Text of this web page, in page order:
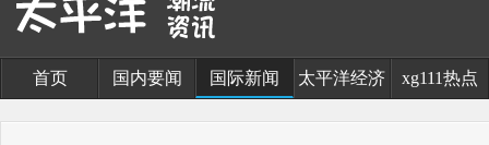
首页 国内要闻 国际新闻 太平洋经济 xg111热点